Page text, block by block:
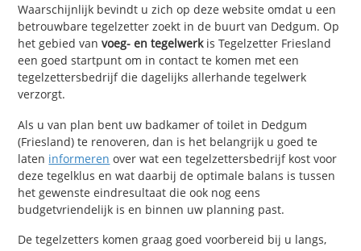
Waarschijnlijk bevindt u zich op deze website omdat u een
betrouwbare tegelzetter zoekt in de buurt van Dedgum. Op
het gebied van voeg- en tegelwerkis Tegelzetter Friesland
een goed startpunt om in contact te komen met een
tegelzettersbedrijf die dagelijks allerhande tegelwerk
verzorgt.
Als u van plan bent uw badkamer of toilet in Dedgum
(Friesland) te renoveren, dan is het belangrijk u goed te
laten informeren over wat een tegelzettersbedrijf kost voor
deze tegelklus en wat daarbij de optimale balans is tussen
het gewenste eindresultaat die ook nog eens
budgetvriendelijk is en binnen uw planning past.
De tegelzetters komen graag goed voorbereid bij u langs,